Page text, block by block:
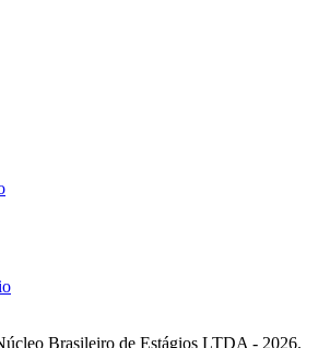
Brasileiro de Estágios LTDA - 2026.